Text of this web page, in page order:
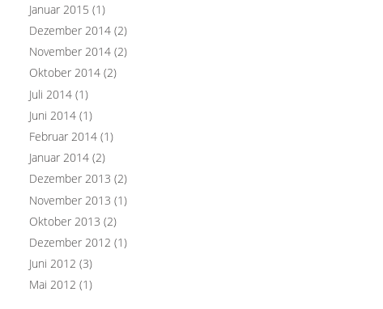
Januar 2015 (1)
Dezember 2014 (2)
November 2014 (2)
Oktober 2014 (2)
Juli 2014 (1)
Juni 2014 (1)
Februar 2014 (1)
Januar 2014 (2)
Dezember 2013 (2)
November 2013 (1)
Oktober 2013 (2)
Dezember 2012 (1)
Juni 2012 (3)
Mai 2012 (1)